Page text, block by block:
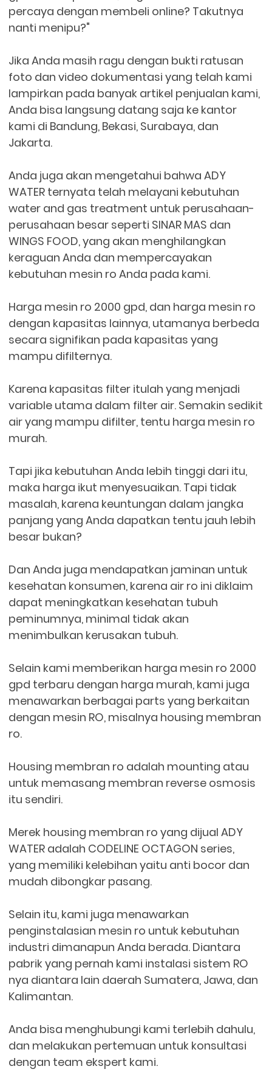
percaya dengan membeli online? Takutnya
nanti menipu?"
Jika Anda masih ragu dengan bukti ratusan
foto dan video dokumentasi yang telah kami
lampirkan pada banyak artikel penjualan kami,
Anda bisa langsung datang saja ke kantor
kami di Bandung, Bekasi, Surabaya, dan
Jakarta.
Anda juga akan mengetahui bahwa ADY
WATER ternyata telah melayani kebutuhan
water and gas treatment untuk perusahaan-
perusahaan besar seperti SINAR MAS dan
WINGS FOOD, yang akan menghilangkan
keraguan Anda dan mempercayakan
kebutuhan mesin ro Anda pada kami.
Harga mesin ro 2000 gpd, dan harga mesin ro
dengan kapasitas lainnya, utamanya berbeda
secara signifikan pada kapasitas yang
mampu difilternya.
Karena kapasitas filter itulah yang menjadi
variable utama dalam filter air. Semakin sedikit
air yang mampu difilter, tentu harga mesin ro
murah.
Tapi jika kebutuhan Anda lebih tinggi dari itu,
maka harga ikut menyesuaikan. Tapi tidak
masalah, karena keuntungan dalam jangka
panjang yang Anda dapatkan tentu jauh lebih
besar bukan?
Dan Anda juga mendapatkan jaminan untuk
kesehatan konsumen, karena air ro ini diklaim
dapat meningkatkan kesehatan tubuh
peminumnya, minimal tidak akan
menimbulkan kerusakan tubuh.
Selain kami memberikan harga mesin ro 2000
gpd terbaru dengan harga murah, kami juga
menawarkan berbagai parts yang berkaitan
dengan mesin RO, misalnya housing membran
ro.
Housing membran ro adalah mounting atau
untuk memasang membran reverse osmosis
itu sendiri.
Merek housing membran ro yang dijual ADY
WATER adalah CODELINE OCTAGON series,
yang memiliki kelebihan yaitu anti bocor dan
mudah dibongkar pasang.
Selain itu, kami juga menawarkan
penginstalasian mesin ro untuk kebutuhan
industri dimanapun Anda berada. Diantara
pabrik yang pernah kami instalasi sistem RO
nya diantara lain daerah Sumatera, Jawa, dan
Kalimantan.
Anda bisa menghubungi kami terlebih dahulu,
dan melakukan pertemuan untuk konsultasi
dengan team ekspert kami.